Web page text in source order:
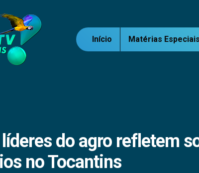
Início Matérias Especiais
do agro refletem
no Tocantins